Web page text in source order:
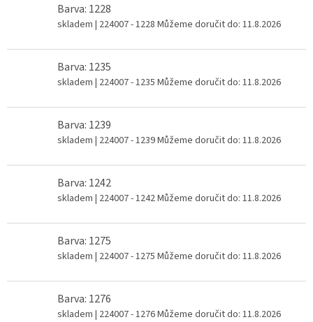
Barva: 1228
skladem | 224007 - 1228 Můžeme doručit do: 11.8.2026
Barva: 1235
skladem | 224007 - 1235 Můžeme doručit do: 11.8.2026
Barva: 1239
skladem | 224007 - 1239Můžeme doručit do: 11.8.2026
Barva: 1242
skladem | 224007 - 1242Můžeme doručit do: 11.8.2026
Barva: 1275
skladem | 224007 - 1275 Můžeme doručit do: 11.8.2026
Barva: 1276
skladem | 224007 - 1276Můžeme doručit do: 11.8.2026